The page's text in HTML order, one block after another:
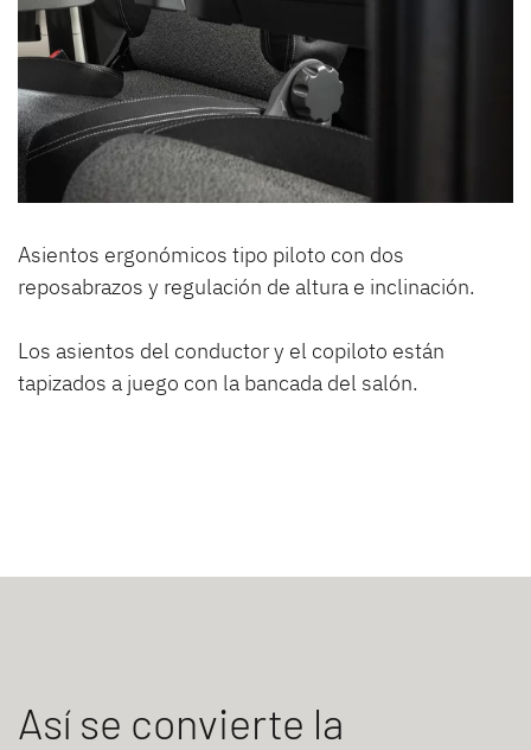
Asientos ergonómicos tipo piloto con dos
reposabrazos y regulación de altura e inclinación.
Los asientos del conductor y el copiloto están
tapizados a juego con la bancada del salón.
Así se convierte la